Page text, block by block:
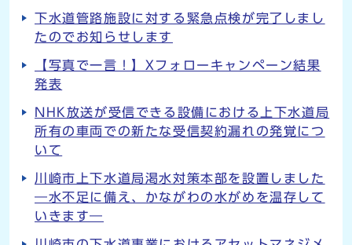
下水道管路施設に対する緊急点検が完了しまし
たのでお知らせします
【写真で一言！】Xフォローキャンペーン結果
発表
NHK放送が受信できる設備における上下水道局
所有の車両での新たな受信契約漏れの発覚につ
いて
川崎市上下水道局渇水対策本部を設置しました
―水不足に備え、かながわの水がめを温存して
いきます―